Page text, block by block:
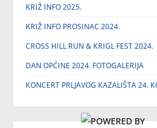
KRIŽ INFO 2025.
KRIŽ INFO PROSINAC 2024.
CROSS HILL RUN & KRIGL FEST 2024.
DAN OPĆINE 2024. FOTOGALERIJA
KONCERT PRLJAVOG KAZALIŠTA 24.